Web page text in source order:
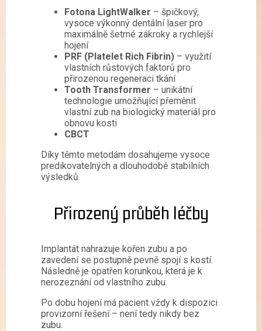
Fotona LightWalker – špičkový,
vysoce výkonný dentální laser pro
maximálně šetrné zákroky a rychlejší
hojení
PRF (Platelet Rich Fibrin) – využití
vlastních růstových faktorů pro
přirozenou regeneraci tkání
Tooth Transformer – unikátní
technologie umožňující přeměnit
vlastní zub na biologický materiál pro
obnovu kosti
CBCT
Díky těmto metodám dosahujeme vysoce
predikovatelných a dlouhodobě stabilních
výsledků.
Přirozený průběh léčby
Implantát nahrazuje kořen zubu a po
zavedení se postupně pevně spojí s kostí.
Následně je opatřen korunkou, která je k
nerozeznání od vlastního zubu.
Po dobu hojení má pacient vždy k dispozici
provizorní řešení – není tedy nikdy bez
zubu.